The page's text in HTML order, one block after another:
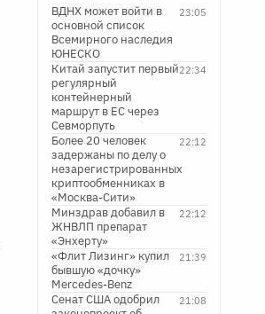
23:05
ВДНХ может войти в
основной список
Всемирного наследия
ЮНЕСКО
22:34
Китай запустит первый
регулярный
контейнерный
маршрут в ЕС через
Севморпуть
22:12
Более 20 человек
задержаны по делу о
незарегистрированных
криптообменниках в
«Москва-Сити»
22:12
Минздрав добавил в
ЖНВЛП препарат
«Энхерту»
21:39
«Флит Лизинг» купил
бывшую «дочку»
Mercedes-Benz
21:08
Сенат США одобрил